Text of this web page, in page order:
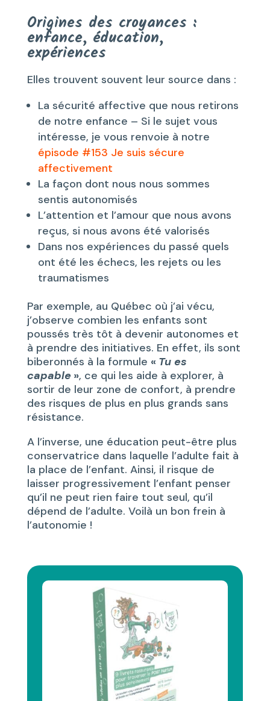
Origines des croyances :
enfance, éducation,
expériences
Elles trouvent souvent leur source dans :
La sécurité affective que nous retirons
de notre enfance – Si le sujet vous
intéresse, je vous renvoie à notre
épisode #153 Je suis sécure
affectivement
La façon dont nous nous sommes
sentis autonomisés
L’attention et l’amour que nous avons
reçus, si nous avons été valorisés
Dans nos expériences du passé quels
ont été les échecs, les rejets ou les
traumatismes
Par exemple, au Québec où j’ai vécu,
j’observe combien les enfants sont
poussés très tôt à devenir autonomes et
à prendre des initiatives. En effet, ils sont
biberonnés à la formule « Tu es
capable», ce qui les aide à explorer, à
sortir de leur zone de confort, à prendre
des risques de plus en plus grands sans
résistance.
A l’inverse, une éducation peut-être plus
conservatrice dans laquelle l’adulte fait à
la place de l’enfant. Ainsi, il risque de
laisser progressivement l’enfant penser
qu’il ne peut rien faire tout seul, qu’il
dépend de l’adulte. Voilà un bon frein à
l’autonomie !